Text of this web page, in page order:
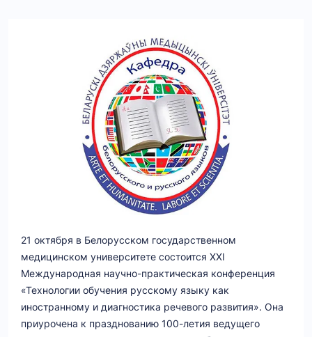
21 октября в Белорусском государственном
медицинском университете состоится XXI
Международная научно-практическая конференция
«Технологии обучения русскому языку как
иностранному и диагностика речевого развития». Она
приурочена к празднованию 100-летия ведущего